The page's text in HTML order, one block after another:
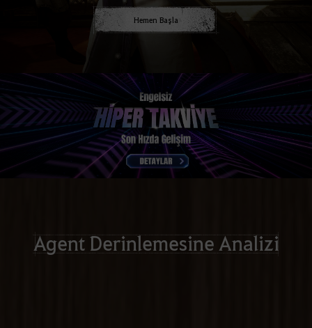
Hemen Başla
Agent Derinlemesine Analizi